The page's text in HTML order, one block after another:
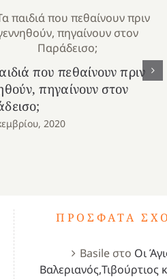
που πεθαίνουν πριν
πηγαίνουν στον
2020
ΠΡΌΣΦΑΤΑ
Basileστο Οι
Βαλεριανός,Τιβούρτιος